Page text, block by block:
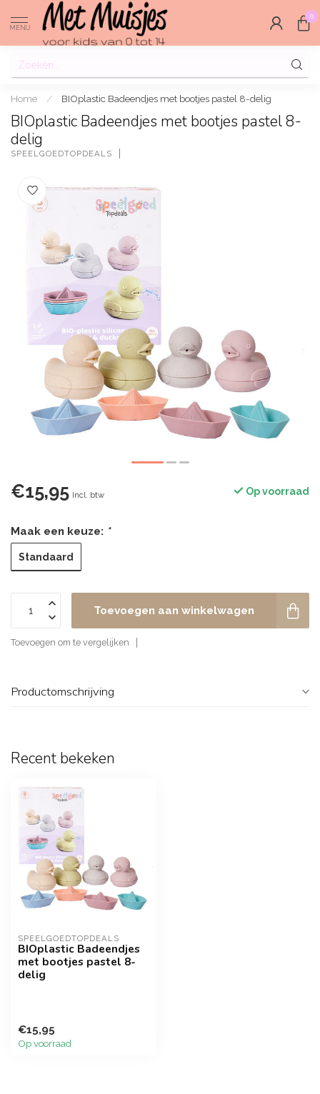
MENU
0
Home / BIOplastic Badeendjes met bootjes pastel 8-delig
BIOplastic Badeendjes met bootjes pastel 8-
delig
SPEELGOEDTOPDEALS
€15,95 Incl. btw Op voorraad
Maak een keuze: *
Standaard
Toevoegen aan winkelwagen
Toevoegen om te vergelijken
Productomschrijving
Recent bekeken
SPEELGOEDTOPDEALS
BIOplastic Badeendjes
met bootjes pastel 8-
delig
€15,95
Op voorraad